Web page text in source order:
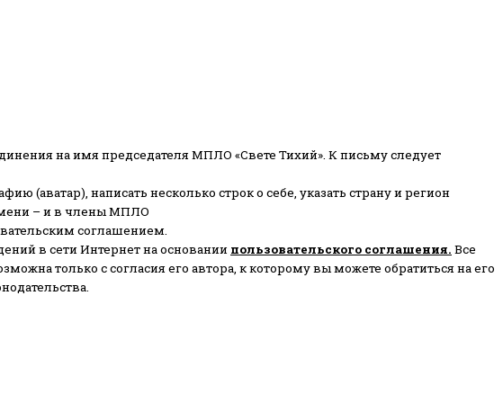
на имя председателя МПЛО «Свете Тихий». К письму следует
(аватар), написать несколько строк о себе, указать страну и регион
– и в члены МПЛО
соглашением.
в сети Интернет на основании пользовательского соглашения. Все
только с согласия его автора, к которому вы можете обратиться на его